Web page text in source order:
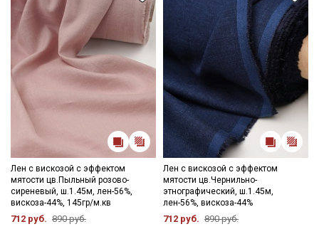
Лен с вискозой с эффектом
мятости цв.Пыльный розово-
сиреневый, ш.1.45м, лен-56%,
вискоза-44%, 145гр/м.кв
712 руб. 890 руб.
Лен с вискозой с эффектом
мятости цв.Чернильно-
этнографический, ш.1.45м,
лен-56%, вискоза-44%
712 руб. 890 руб.
ДаюСогласие на получение рекламных и
информационных рассылок